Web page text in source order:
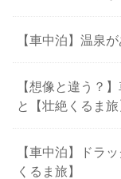
【車中泊】温泉
【想像と違う？
と【壮絶くるま旅
【車中泊】ドラ
くるま旅】